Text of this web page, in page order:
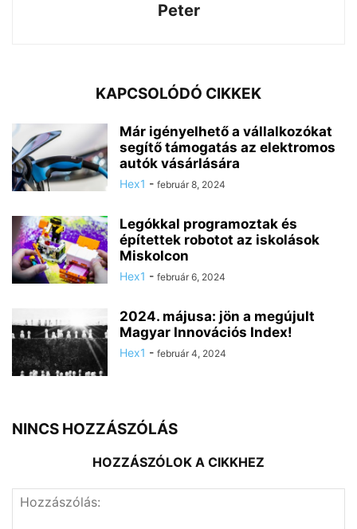
Peter
KAPCSOLÓDÓ CIKKEK
Már igényelhető a vállalkozókat
segítő támogatás az elektromos
autók vásárlására
Hex1 - február 8, 2024
Legókkal programoztak és
építettek robotot az iskolások
Miskolcon
Hex1 - február 6, 2024
2024. májusa: jön a megújult
Magyar Innovációs Index!
Hex1 - február 4, 2024
NINCS HOZZÁSZÓLÁS
HOZZÁSZÓLOK A CIKKHEZ